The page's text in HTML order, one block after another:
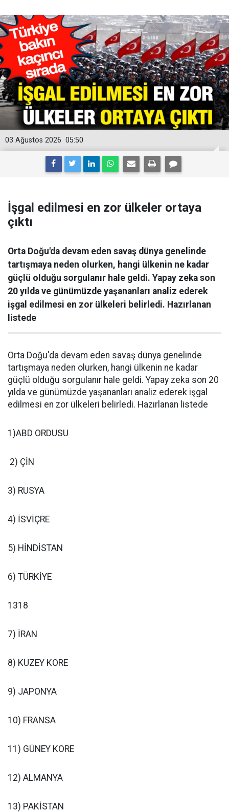
05:50
03 Ağustos 2026
İşgal edilmesi en zor ülkeler ortaya
çıktı
Orta Doğu'da devam eden savaş dünya genelinde
tartışmaya neden olurken, hangi ülkenin ne kadar
güçlü olduğu sorgulanır hale geldi. Yapay zeka son
20 yılda ve günümüzde yaşananları analiz ederek
işgal edilmesi en zor ülkeleri belirledi. Hazırlanan
listede
Orta Doğu'da devam eden savaş dünya genelinde
tartışmaya neden olurken, hangi ülkenin ne kadar
güçlü olduğu sorgulanır hale geldi. Yapay zeka son 20
yılda ve günümüzde yaşananları analiz ederek işgal
edilmesi en zor ülkeleri belirledi. Hazırlanan listede
1)ABD ORDUSU
2) ÇİN
3) RUSYA
4) İSVİÇRE
5) HİNDİSTAN
6) TÜRKİYE
1318
7) İRAN
8) KUZEY KORE
9) JAPONYA
10) FRANSA
11) GÜNEY KORE
12) ALMANYA
13) PAKİSTAN